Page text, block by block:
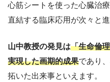
心筋シートを使った心臓治
直結する臨床応用が次々と進
山中教授の発見は「生命倫
実現した画期的成果であり
拓いた出来事といえます。